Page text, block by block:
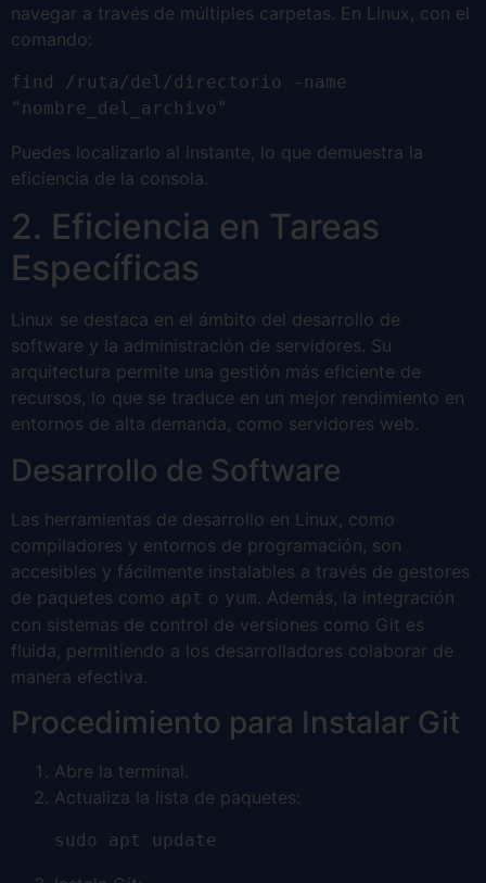
navegar a través de múltiples carpetas. En Linux, con el
comando:
find /ruta/del/directorio -name
"nombre_del_archivo"
Puedes localizarlo al instante, lo que demuestra la
eficiencia de la consola.
2. Eficiencia en Tareas
Específicas
Linux se destaca en el ámbito del desarrollo de
software y la administración de servidores. Su
arquitectura permite una gestión más eficiente de
recursos, lo que se traduce en un mejor rendimiento en
entornos de alta demanda, como servidores web.
Desarrollo de Software
Las herramientas de desarrollo en Linux, como
compiladores y entornos de programación, son
accesibles y fácilmente instalables a través de gestores
de paquetes como apt o yum. Además, la integración
con sistemas de control de versiones como Git es
fluida, permitiendo a los desarrolladores colaborar de
manera efectiva.
Procedimiento para Instalar Git
Abre la terminal.
Actualiza la lista de paquetes:
sudo apt update